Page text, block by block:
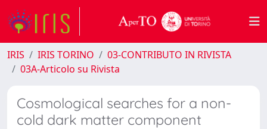
IRIS IRIS TORINO
03-CONTRIBUTO IN RIVISTA
03A-Articolo su Rivista
Cosmological searches for a non-
cold dark matter component